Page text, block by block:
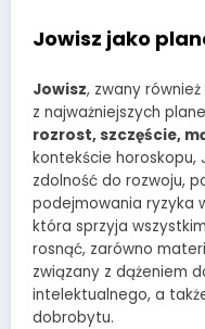
Jowisz jako
Jowisz, zwany
z najważniejszych
rozrost, szczęście,
kontekście horoskopu,
zdolność do rozwoju,
podejmowania ryzyka
która sprzyja
rosnąć, zarówno
związany z dążeniem
intelektualnego, a
dobrobytu.